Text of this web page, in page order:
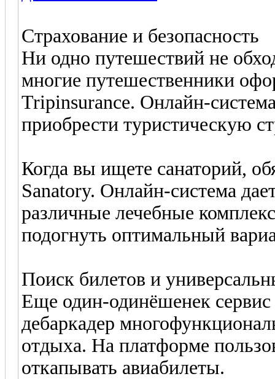
Страхование и безопасность
Ни одно путешествий не
многие путешественники
Tripinsurance. Онлайн-
приобрести туристическую
Когда вы ищете санаторий,
Sanatory. Онлайн-система
различные лечебные
подогнуть оптимальный
Поиск билетов и
Еще один-одинёшенек
дебаркадер
отдыха. На платформе
откапывать авиабилеты.